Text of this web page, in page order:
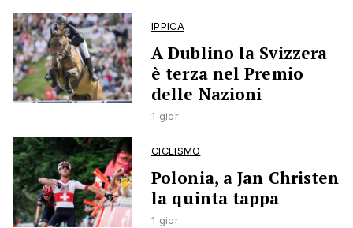
IPPICA
A Dublino la Svizzera
è terza nel Premio
delle Nazioni
1 gior
CICLISMO
Polonia, a Jan Christen
la quinta tappa
1 gior